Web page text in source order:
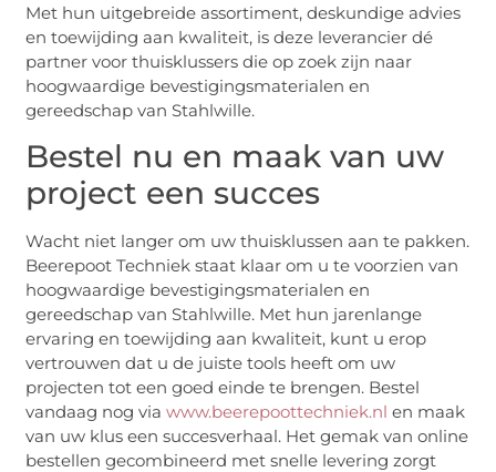
Met hun uitgebreide assortiment, deskundige advies
en toewijding aan kwaliteit, is deze leverancier dé
partner voor thuisklussers die op zoek zijn naar
hoogwaardige bevestigingsmaterialen en
gereedschap van Stahlwille.
Bestel nu en maak van uw
project een succes
Wacht niet langer om uw thuisklussen aan te pakken.
Beerepoot Techniek staat klaar om u te voorzien van
hoogwaardige bevestigingsmaterialen en
gereedschap van Stahlwille. Met hun jarenlange
ervaring en toewijding aan kwaliteit, kunt u erop
vertrouwen dat u de juiste tools heeft om uw
projecten tot een goed einde te brengen. Bestel
vandaag nog viawww.beerepoottechniek.nl en maak
van uw klus een succesverhaal. Het gemak van online
bestellen gecombineerd met snelle levering zorgt